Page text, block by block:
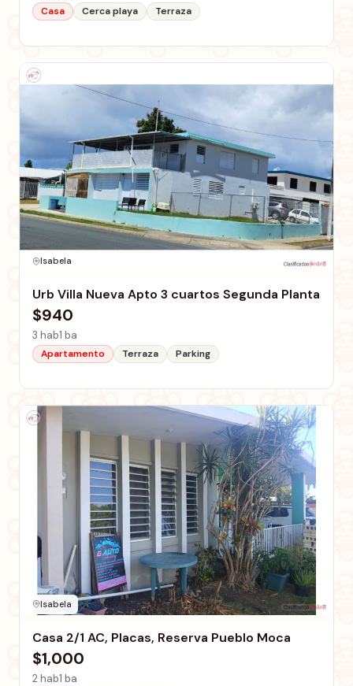
Casa Cerca playa Terraza
Isabela
Urb Villa Nueva Apto 3 cuartos Segunda Planta
$940
3 hab1 ba
Apartamento Terraza Parking
Isabela
Casa 2/1 AC, Placas, Reserva Pueblo Moca
$1,000
2 hab1 ba